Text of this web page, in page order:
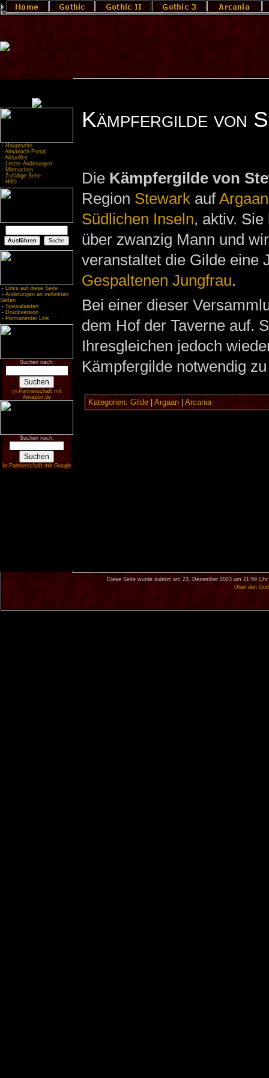
- Hauptseite
- Almanach-Portal
- Aktuelles
- Letzte Änderungen
- Mitmachen
- Zufällige Seite
- Hilfe
- Links auf diese Seite
- Änderungen an verlinkten
Seiten
- Spezialseiten
- Druckversion
- Permanenter Link
Suchen nach:
In Partnerschaft mit
Amazon.de
Suchen nach:
In Partnerschaft mit Google
Kämpfergilde von
Die Kämpfergilde von
Region StewarkaufArgaan
Südlichen Inseln, aktiv.
über zwanzig Mann und
veranstaltet die Gilde
Gespaltenen Jungfrau.
Bei einer dieser
dem Hof der Taverne auf.
Ihresgleichen jedoch
Kämpfergilde notwendig
Kategorien: Gilde| Argaan| Arcania
Diese Seite wurde zuletzt am 23. Dezember 2023 um 21:59 Uhr
Über den